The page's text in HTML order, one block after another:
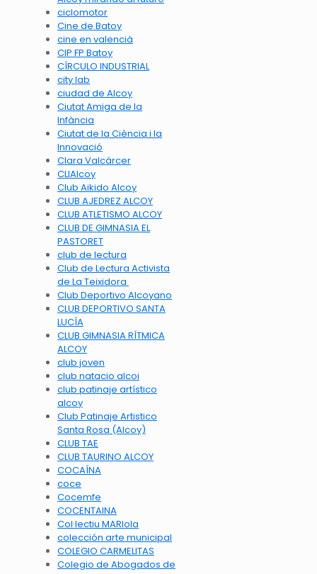
ciclomotor
Cine de Batoy
cine en valencià
CIP FP Batoy
CÍRCULO INDUSTRIAL
city lab
ciudad de Alcoy
Ciutat Amiga de la
Infància
Ciutat de la Ciència i la
Innovació
Clara Valcárcer
CLIAlcoy
Club Aikido Alcoy
CLUB AJEDREZ ALCOY
CLUB ATLETISMO ALCOY
CLUB DE GIMNASIA EL
PASTORET
club de lectura
Club de Lectura Activista
de La Teixidora
Club Deportivo Alcoyano
CLUB DEPORTIVO SANTA
LUCÍA
CLUB GIMNASIA RÍTMICA
ALCOY
club joven
club natacio alcoi
club patinaje artístico
alcoy
Club Patinaje Artistico
Santa Rosa (Alcoy)
CLUB TAE
CLUB TAURINO ALCOY
COCAÍNA
coce
Cocemfe
COCENTAINA
Col·lectiu MARIola
colección arte municipal
COLEGIO CARMELITAS
Colegio de Abogados de